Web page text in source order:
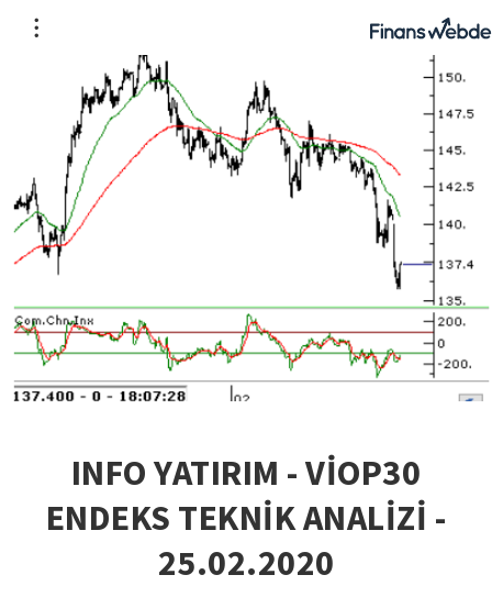
INFO YATIRIM - VİOP30
ENDEKS TEKNİK ANALİZİ -
25.02.2020